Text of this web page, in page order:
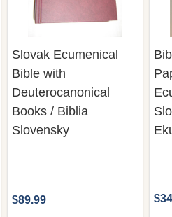
Slovak Ecumenical
Bible with
Deuterocanonical
Books / Biblia
Slovensky
$89.99